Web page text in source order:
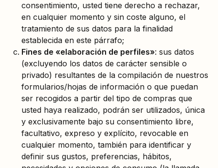
consentimiento, usted tiene derecho a rechazar,
en cualquier momento y sin coste alguno, el
tratamiento de sus datos para la finalidad
establecida en este párrafo;
Fines de «elaboración de perfiles»: sus datos
(excluyendo los datos de carácter sensible o
privado) resultantes de la compilación de nuestros
formularios/hojas de información o que puedan
ser recogidos a partir del tipo de compras que
usted haya realizado, podrán ser utilizados, única
y exclusivamente bajo su consentimiento libre,
facultativo, expreso y explícito, revocable en
cualquier momento, también para identificar y
definir sus gustos, preferencias, hábitos,